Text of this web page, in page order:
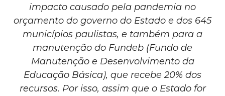
impacto causado pela pandemia no
orçamento do governo do Estado e dos 645
municípios paulistas, e também para a
manutenção do Fundeb (Fundo de
Manutenção e Desenvolvimento da
Educação Básica), que recebe 20% dos
recursos. Por isso, assim que o Estado for